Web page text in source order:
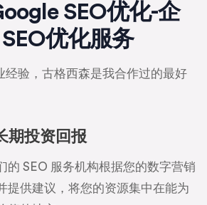
SEO优化-企
优化服务
经验，古格西森是我合作过的最好
期投资回报
的 SEO 服务机构根据您的数字营销
提供建议，将您的资源集中在能为